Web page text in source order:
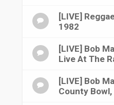
[LIVE]
1982
[LIVE] Bob
Live At The
[LIVE] Bob
County